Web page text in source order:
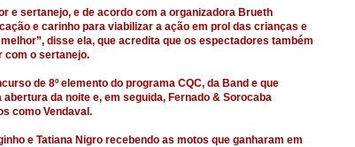
e sertanejo, e de acordo com a organizadora Brueth
e carinho para viabilizar a ação em prol das crianças e
disse ela, que acredita que os espectadores também
com o sertanejo.
de 8º elemento do programa CQC, da Band e que
da noite e, em seguida, Fernado & Sorocaba
como Vendaval.
e Tatiana Nigro recebendo as motos que ganharam em